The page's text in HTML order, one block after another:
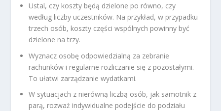
Ustal, czy koszty będą dzielone po równo, czy
według liczby uczestników. Na przykład, w przypadku
trzech osób, koszty części wspólnych powinny być
dzielone na trzy.
Wyznacz osobę odpowiedzialną za zebranie
rachunków i regularne rozliczanie się z pozostałymi.
To ułatwi zarządzanie wydatkami.
W sytuacjach z nierówną liczbą osób, jak samotnik z
parą, rozważ indywidualne podejście do podziału